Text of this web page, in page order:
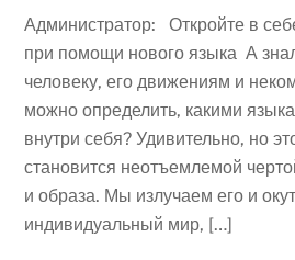
Администратор: Откройте в
при помощи нового языка А
человеку, его движениям и
можно определить, какими
внутри себя? Удивительно, но
становится неотъемлемой
и образа. Мы излучаем его и
индивидуальный мир, […]